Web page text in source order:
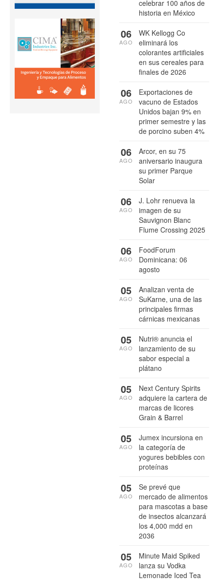
celebrar 100 años de
historia en México
WK Kellogg Co
eliminará los
colorantes artificiales
en sus cereales para
finales de 2026
06
AGO
Exportaciones de
vacuno de Estados
Unidos bajan 9% en
primer semestre y las
de porcino suben 4%
06
AGO
Arcor, en su 75
aniversario inaugura
su primer Parque
Solar
06
AGO
J. Lohr renueva la
imagen de su
Sauvignon Blanc
Flume Crossing 2025
06
AGO
FoodForum
Dominicana: 06
agosto
06
AGO
Analizan venta de
SuKarne, una de las
principales firmas
cárnicas mexicanas
05
AGO
Nutri® anuncia el
lanzamiento de su
sabor especial a
plátano
05
AGO
Next Century Spirits
adquiere la cartera de
marcas de licores
Grain & Barrel
05
AGO
Jumex incursiona en
la categoría de
yogures bebibles con
proteínas
05
AGO
Se prevé que
mercado de alimentos
para mascotas a base
de insectos alcanzará
los 4,000 mdd en
2036
05
AGO
Minute Maid Spiked
lanza su Vodka
Lemonade Iced Tea
05
AGO